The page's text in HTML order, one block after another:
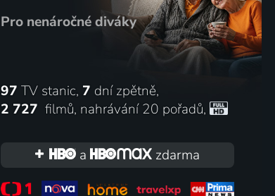
Pro nenáročné diváky
97 TV stanic, 7 dní zpětně,
2 727 filmů, nahrávání 20 pořadů,
a zdarma